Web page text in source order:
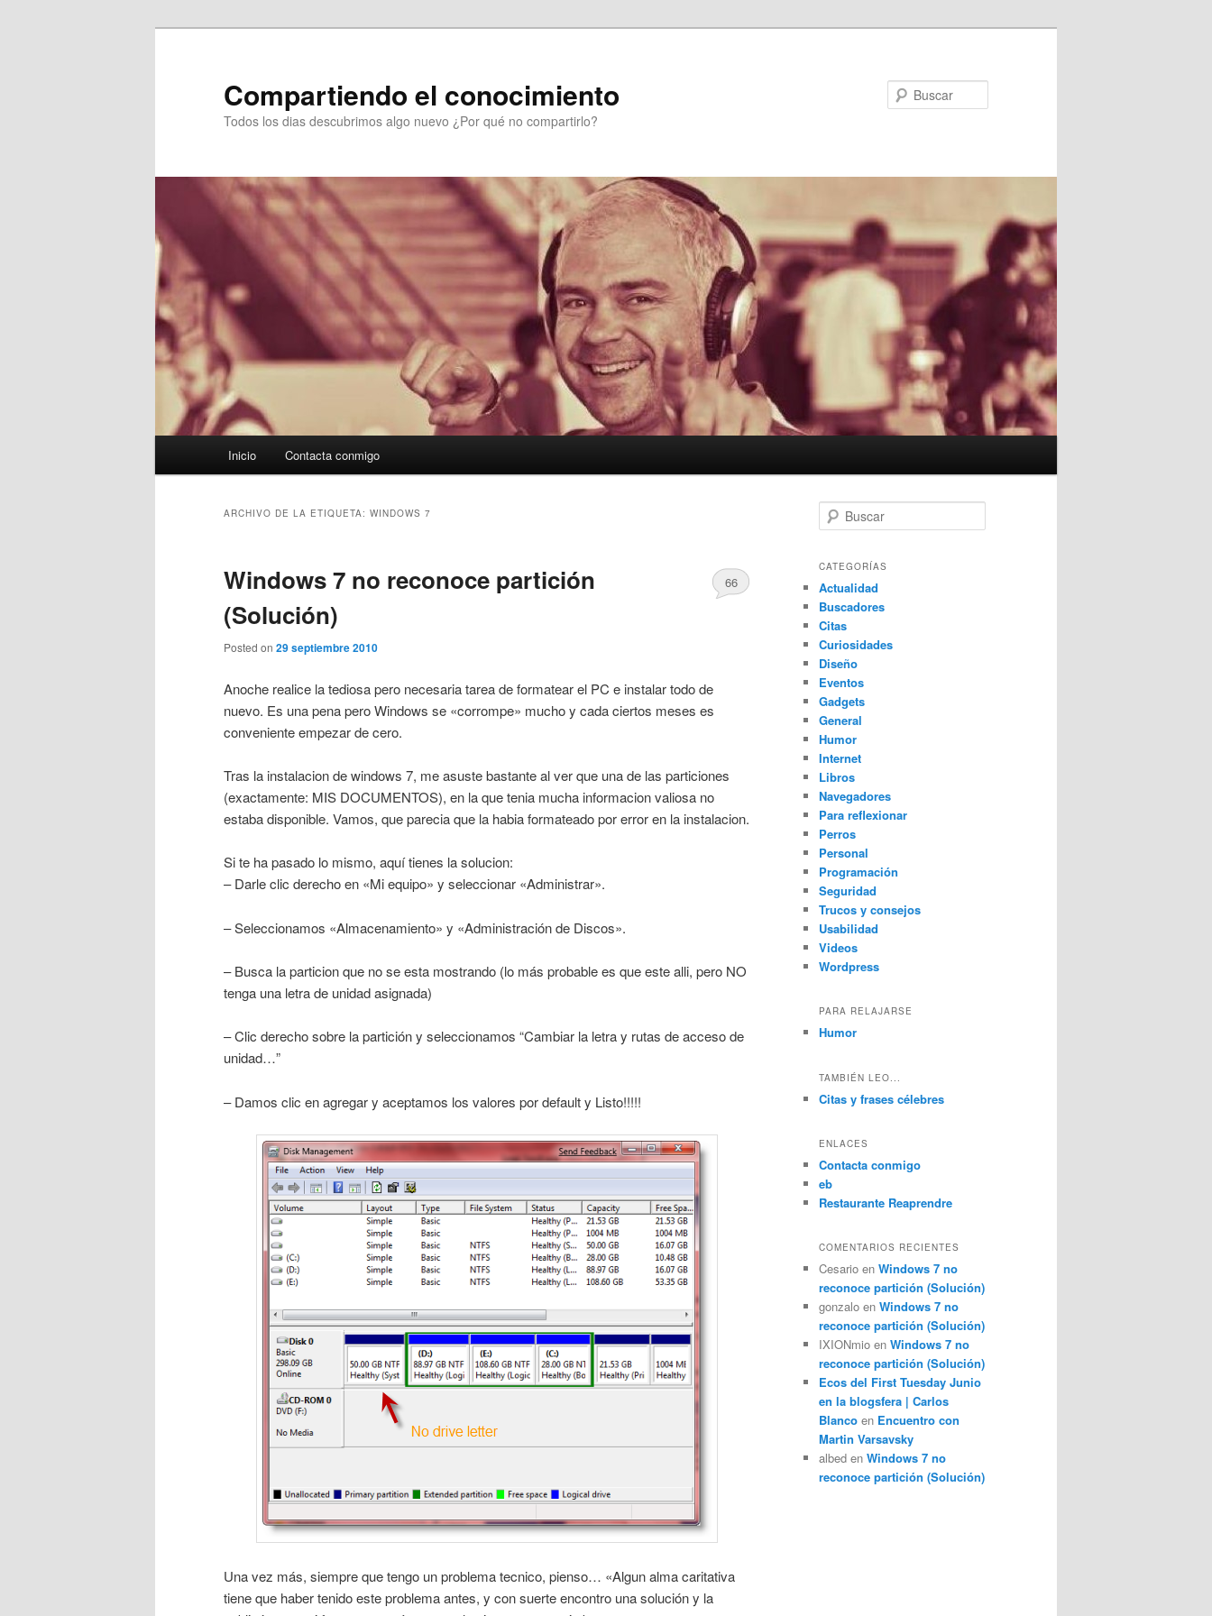
Compartiendo el conocimiento
Todos los dias descubrimos algo nuevo ¿Por qué no compartirlo?
Inicio Contacta conmigo
ARCHIVO DE LA ETIQUETA: WINDOWS 7
Windows 7 no reconoce partición
(Solución)
Posted on 29 septiembre 2010
66
Anoche realice la tediosa pero necesaria tarea de formatear el PC e instalar todo de
nuevo. Es una pena pero Windows se «corrompe» mucho y cada ciertos meses es
conveniente empezar de cero.
Tras la instalacion de windows 7, me asuste bastante al ver que una de las particiones
(exactamente: MIS DOCUMENTOS), en la que tenia mucha informacion valiosa no
estaba disponible. Vamos, que parecia que la habia formateado por error en la instalacion.
Si te ha pasado lo mismo, aquí tienes la solucion:
– Darle clic derecho en «Mi equipo» y seleccionar «Administrar».
– Seleccionamos «Almacenamiento» y «Administración de Discos».
– Busca la particion que no se esta mostrando (lo más probable es que este alli, pero NO
tenga una letra de unidad asignada)
– Clic derecho sobre la partición y seleccionamos “Cambiar la letra y rutas de acceso de
unidad…”
– Damos clic en agregar y aceptamos los valores por default y Listo!!!!!
Una vez más, siempre que tengo un problema tecnico, pienso… «Algun alma caritativa
tiene que haber tenido este problema antes, y con suerte encontro una solución y la
u
c
r
CATEGORÍAS
Actualidad
Buscadores
Citas
Curiosidades
Diseño
Eventos
Gadgets
General
Humor
Internet
Libros
Navegadores
Para reflexionar
Perros
Personal
Programación
Seguridad
Trucos y consejos
Usabilidad
Videos
Wordpress
PARA RELAJARSE
Humor
TAMBIÉN LEO...
Citas y frases célebres
ENLACES
Contacta conmigo
eb
Restaurante Reaprendre
COMENTARIOS RECIENTES
Cesario en Windows 7 no
reconoce partición (Solución)
gonzalo en Windows 7 no
reconoce partición (Solución)
IXIONmio en Windows 7 no
reconoce partición (Solución)
Ecos del First Tuesday Junio
en la blogsfera | Carlos
Blanco en Encuentro con
Martin Varsavsky
albed en Windows 7 no
reconoce partición (Solución)